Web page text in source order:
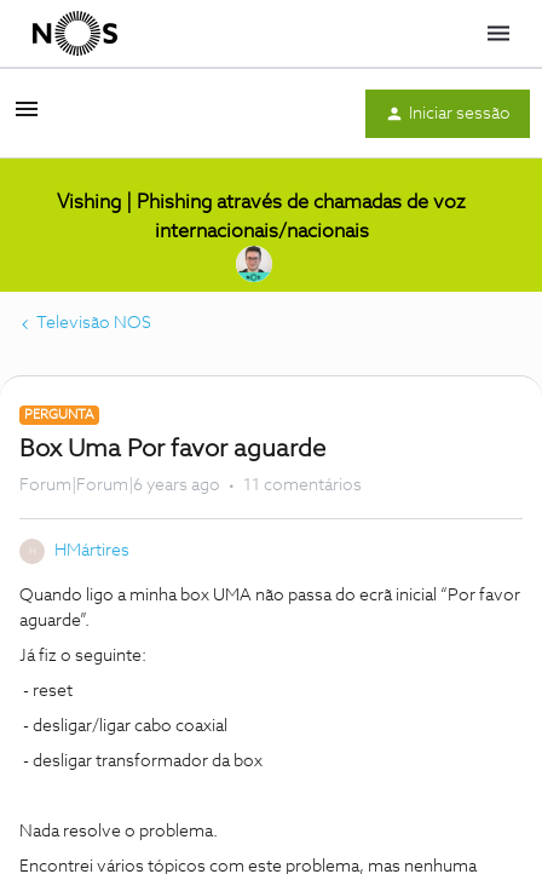
Menu
Iniciar sessão
Vishing | Phishing através de chamadas de voz
internacionais/nacionais
Televisão NOS
PERGUNTA
Box Uma Por favor aguarde
Forum|Forum|6 years ago 11 comentários
HMártires
Quando ligo a minha box UMA não passa do ecrã inicial “Por favor
aguarde”.
Já fiz o seguinte:
- reset
- desligar/ligar cabo coaxial
- desligar transformador da box
Nada resolve o problema.
Encontrei vários tópicos com este problema, mas nenhuma